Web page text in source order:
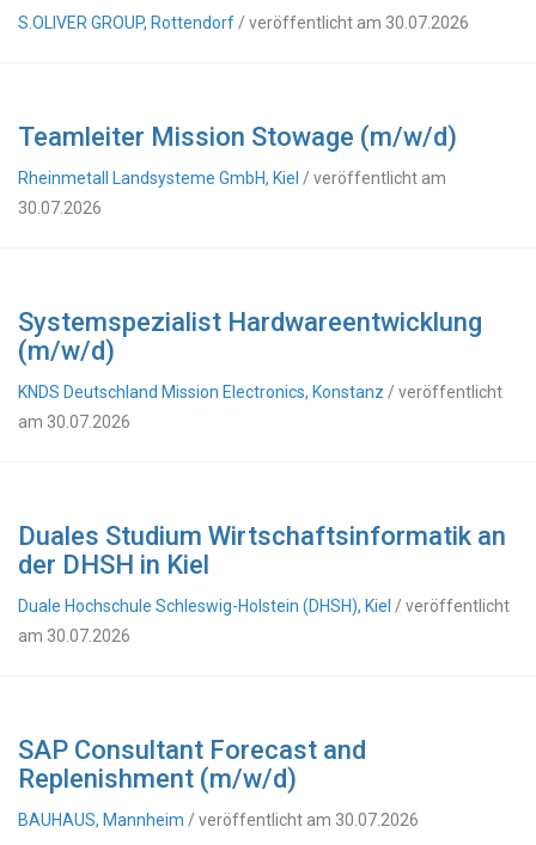
S.OLIVER GROUP, Rottendorf / veröffentlicht am 30.07.2026
Teamleiter Mission Stowage (m/w/d)
Rheinmetall Landsysteme GmbH, Kiel / veröffentlicht am
30.07.2026
Systemspezialist Hardwareentwicklung
(m/w/d)
KNDS Deutschland Mission Electronics, Konstanz / veröffentlicht
am 30.07.2026
Duales Studium Wirtschaftsinformatik an
der DHSH in Kiel
Duale Hochschule Schleswig-Holstein (DHSH), Kiel / veröffentlicht
am 30.07.2026
SAP Consultant Forecast and
Replenishment (m/w/d)
BAUHAUS, Mannheim / veröffentlicht am 30.07.2026